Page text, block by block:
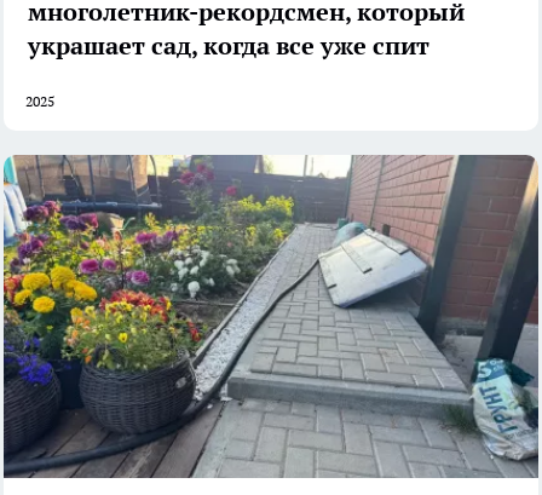
многолетник-рекордсмен, который
украшает сад, когда все уже спит
2025